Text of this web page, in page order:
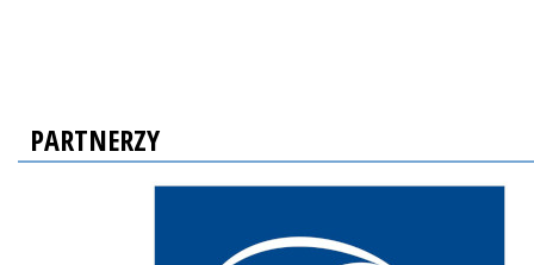
PARTNERZY